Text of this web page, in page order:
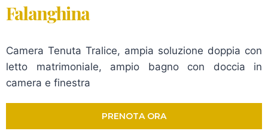
Falanghina
Camera Tenuta Tralice, ampia soluzione doppia con
letto matrimoniale, ampio bagno con doccia in
camera e finestra
PRENOTA ORA